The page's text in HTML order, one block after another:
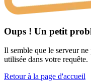
Oups ! Un petit
Il semble que le serveur
utilisée dans votre requête.
Retour à la page d'accueil